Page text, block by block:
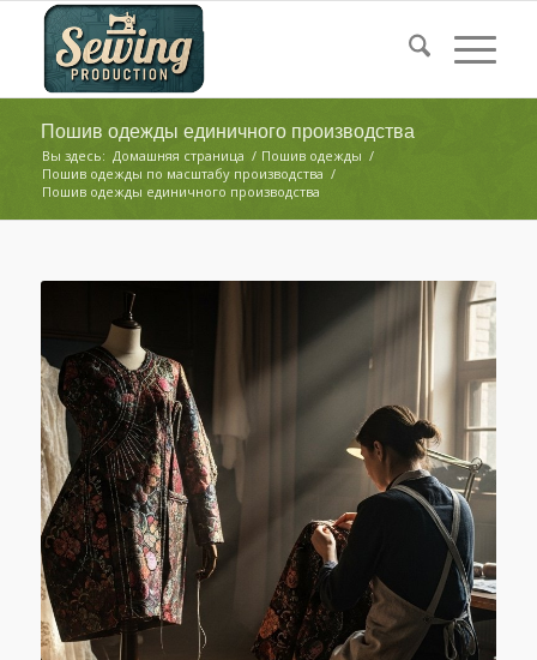
Пошив одежды единичного производства
Вы здесь: Домашняя страница / Пошив одежды /
Пошив одежды по масштабу производства /
Пошив одежды единичного производства